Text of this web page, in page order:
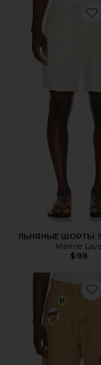
ЛЬНЯНЫЕ ШОРТЫ
Marine
$98